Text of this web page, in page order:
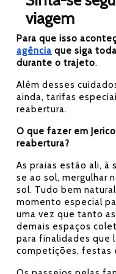
viagem
Para que isso
agência que siga
durante o trajeto.
Além desses
ainda, tarifas
reabertura.
O que fazer em
reabertura?
As praias estão ali, à
se ao sol, mergulhar
sol. Tudo bem
momento especial
uma vez que tanto
demais espaços
para finalidades que
competições, festas